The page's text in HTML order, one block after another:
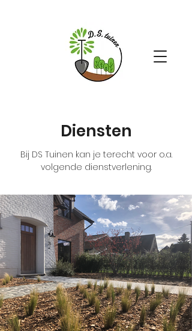
Diensten
Bij DS Tuinen kan je terecht voor o.a.
volgende dienstverlening.